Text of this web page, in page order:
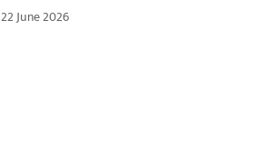
22 June 2026